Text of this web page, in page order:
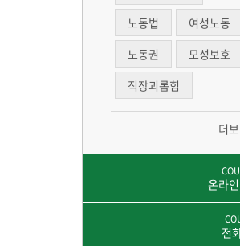
노동법
여성노동
노동권
모성보호
직장괴롭힘
더
온라
전